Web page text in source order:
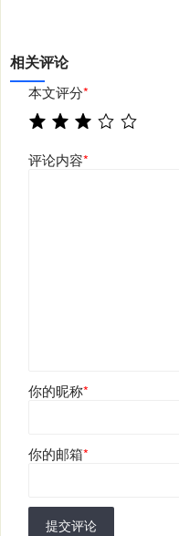
相关评论
本文评分*
评论内容*
你的昵称*
你的邮箱*
提交评论